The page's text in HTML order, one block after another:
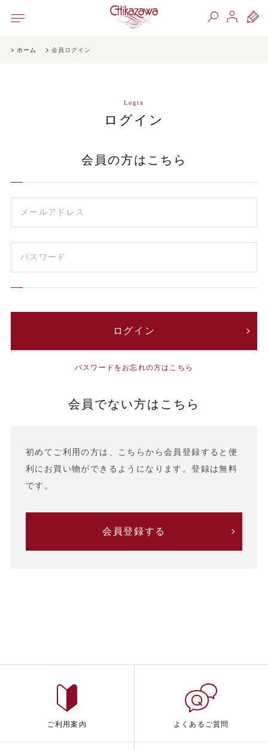
ホーム 会員ログイン
Login
ログイン
会員の方はこちら
パスワードをお忘れの方はこちら
会員でない方はこちら
初めてご利用の方は、こちらから会員登録すると便
利にお買い物ができるようになります。登録は無料
です。
会員登録する
ご利用案内 よくあるご質問